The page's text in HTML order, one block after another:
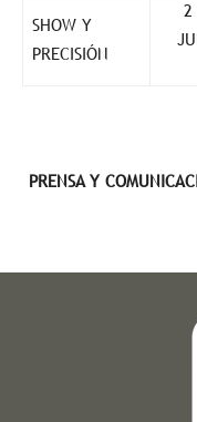
SHOW Y
PRECISIÓN
2
PRENSA Y